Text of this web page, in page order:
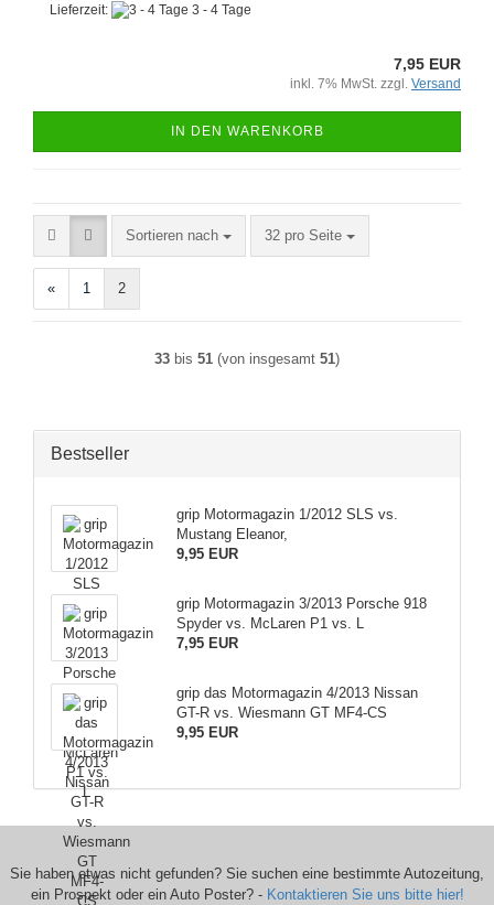
Lieferzeit: 3 - 4 Tage
7,95 EUR
inkl. 7% MwSt. zzgl. Versand
IN DEN WARENKORB
Sortieren nach
Sortieren nach 32 pro Seite
pro Seite
« 1 2
33 bis 51 (von insgesamt 51)
Bestseller
grip Motormagazin 1/2012 SLS vs.
Mustang Eleanor,
9,95 EUR
grip Motormagazin 3/2013 Porsche 918
Spyder vs. McLaren P1 vs. L
7,95 EUR
grip das Motormagazin 4/2013 Nissan
GT-R vs. Wiesmann GT MF4-CS
9,95 EUR
Sie haben etwas nicht gefunden? Sie suchen eine bestimmte Autozeitung,
ein Prospekt oder ein Auto Poster? - Kontaktieren Sie uns bitte hier!